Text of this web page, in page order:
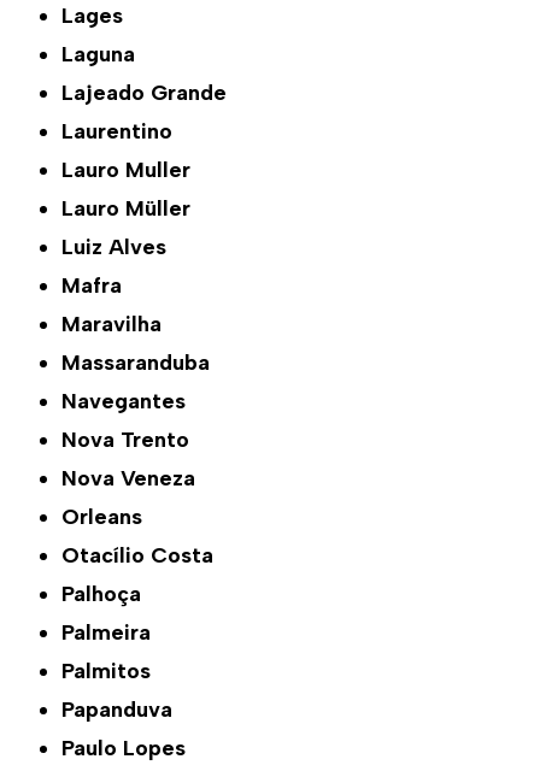
Lages
Laguna
Lajeado Grande
Laurentino
Lauro Muller
Lauro Müller
Luiz Alves
Mafra
Maravilha
Massaranduba
Navegantes
Nova Trento
Nova Veneza
Orleans
Otacílio Costa
Palhoça
Palmeira
Palmitos
Papanduva
Paulo Lopes